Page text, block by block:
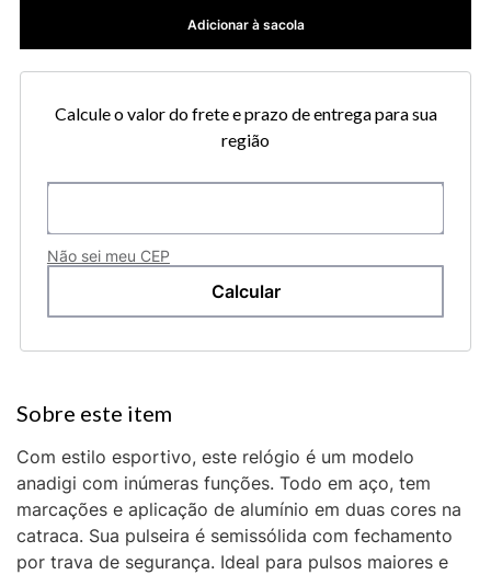
Adicionar à sacola
Calcule o valor do frete e prazo de entrega para sua
região
Não sei meu CEP
Com estilo esportivo, este relógio é um modelo
anadigi com inúmeras funções. Todo em aço, tem
marcações e aplicação de alumínio em duas cores na
catraca. Sua pulseira é semissólida com fechamento
por trava de segurança. Ideal para pulsos maiores e